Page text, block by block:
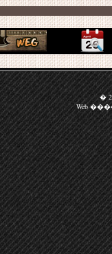
�
Web